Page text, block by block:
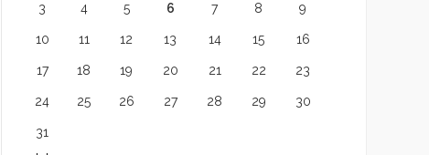
3 4 5 6 7 8 9
10 11 12 13 14 15 16
17 18 19 20 21 22 23
24 25 26 27 28 29 30
31